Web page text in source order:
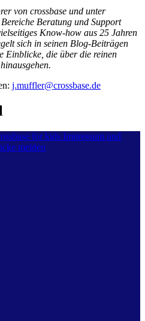
von crossbase und unter
Beratung und Support
Know-how aus 25 Jahren
sich in seinen Blog-Beiträgen
Einblicke, die über die reinen
j.muffler@crossbase.de
for kids Impressum und
melden